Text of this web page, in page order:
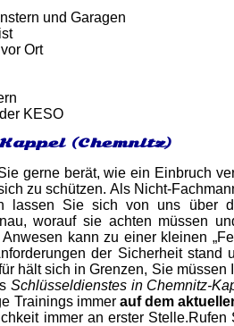
und Garagen
Ort
KESO
(Chemnitz)
gerne berät, wie ein Einbruch
zu schützen. Als Nicht-
lassen Sie sich von uns über
worauf sie achten müssen
kann zu einer kleinen
der Sicherheit stand
hält sich in Grenzen, Sie müssen
Schlüsseldienstes in Chemnitz-
Trainings immer auf dem
immer an erster Stelle.Rufen